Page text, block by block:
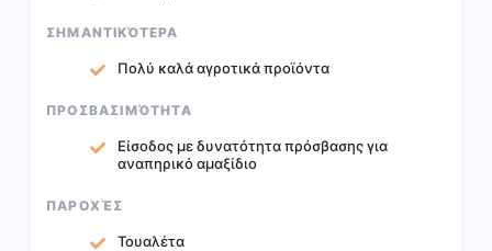
ΣΗΜΑΝΤΙΚΌΤΕΡΑ
Πολύ καλά αγροτικά προϊόντα
ΠΡΟΣΒΑΣΙΜΌΤΗΤΑ
Είσοδος με δυνατότητα πρόσβασης για
αναπηρικό αμαξίδιο
ΠΑΡΟΧΈΣ
Τουαλέτα